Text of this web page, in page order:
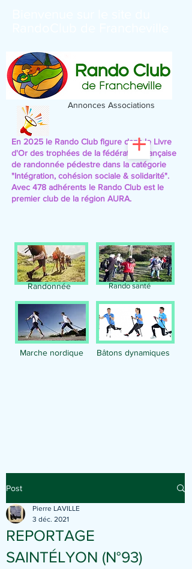
Randonnée Rando santé
Marche nordique Bâtons dynamiques
En 2025 le Rando Club figure dans le Livre
d'Or des trophées de la fédération française
de randonnée pédestre dans la catégorie
"Intégration, cohésion sociale & solidarité".
Avec 478 adhérents le Rando Club est le
premier club de la région AURA.
Annonces Associations
Post
REPORTAGE
SAINTÉLYON (N°93)
Pierre LAVILLE
3 déc. 2021